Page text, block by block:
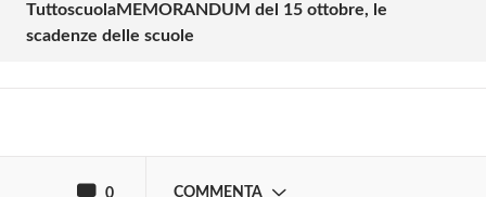
TuttoscuolaMEMORANDUM del 15 ottobre, le
scadenze delle scuole
0 COMMENTA
Effettua il Login